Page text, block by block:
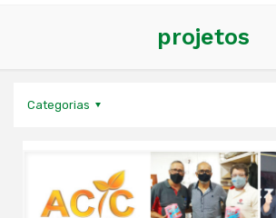
projetos
Categorias